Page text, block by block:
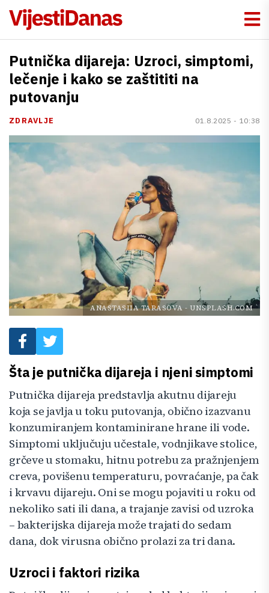
Putnička dijareja: Uzroci, simptomi,
lečenje i kako se zaštititi na
putovanju
ZDRAVLJE 01.8.2025 - 10:38
ANASTASIIA TARASOVA - UNSPLASH.COM
Šta je putnička dijareja i njeni simptomi
Putnička dijareja predstavlja akutnu dijareju
koja se javlja u toku putovanja, obično izazvanu
konzumiranjem kontaminirane hrane ili vode.
Simptomi uključuju učestale, vodnjikave stolice,
grčeve u stomaku, hitnu potrebu za pražnjenjem
creva, povišenu temperaturu, povraćanje, pa čak
i krvavu dijareju. Oni se mogu pojaviti u roku od
nekoliko sati ili dana, a trajanje zavisi od uzroka
– bakterijska dijareja može trajati do sedam
dana, dok virusna obično prolazi za tri dana.
Uzroci i faktori rizika